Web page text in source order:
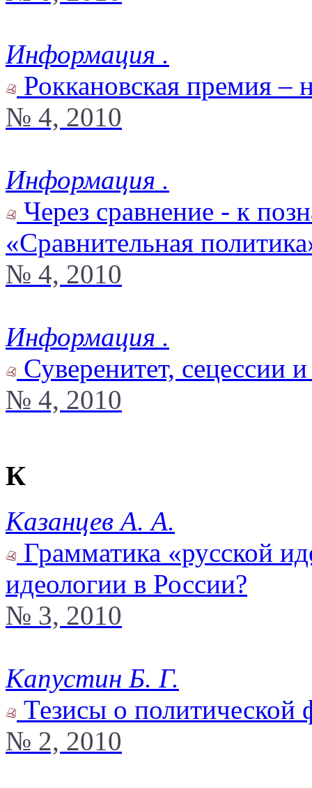
Информация .
Роккановская премия –
№ 4, 2010
Информация .
Через сравнение - к
«Сравнительная
№ 4, 2010
Информация .
Суверенитет, сецессии
№ 4, 2010
К
Казанцев А. А.
Грамматика «русской
идеологии в России?
№ 3, 2010
Капустин Б. Г.
Тезисы о политической
№ 2, 2010